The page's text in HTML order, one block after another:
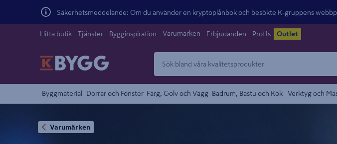
Säkerhetsmeddelande: Om du använder en kryptoplånbok och besökte K-gruppens
Hitta butik Tjänster Bygginspiration Varumärken Erbjudanden Proffs Outlet
Byggmaterial Dörrar och Fönster Färg, Golv och Vägg Badrum, Bastu och Kök Verktyg och
Varumärken